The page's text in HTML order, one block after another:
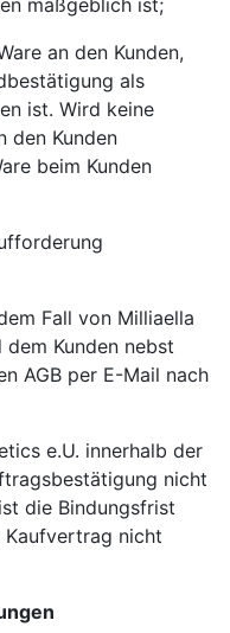
maßgeblich ist;
an den Kunden,
als
ist. Wird keine
den Kunden
beim Kunden
Fall von Milliaella
Kunden nebst
AGB per E-Mail nach
e.U. innerhalb der
nicht
die Bindungsfrist
Kaufvertrag nicht